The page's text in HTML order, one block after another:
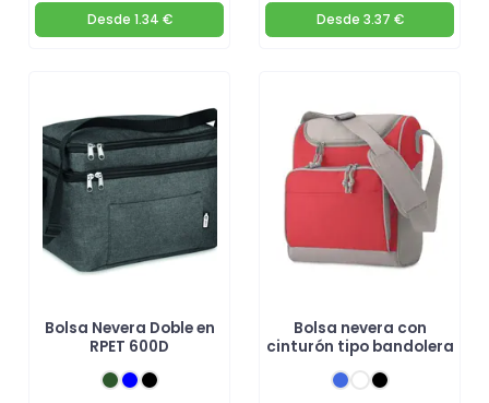
Desde 1.34 € Desde 3.37 €
Bolsa Nevera Doble en
RPET 600D
Bolsa nevera con
cinturón tipo bandolera